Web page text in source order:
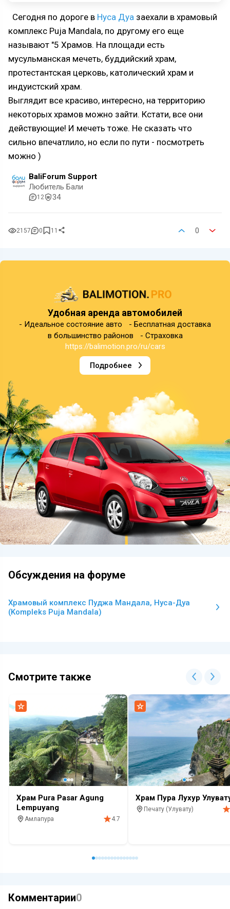
Сегодня по дороге в Нуса Дуа заехали в храмовый
комплекс Puja Mandala, по другому его еще
называют "5 Храмов. На площади есть
мусульманская мечеть, буддийский храм,
протестантская церковь, католический храм и
индуистский храм.
Выглядит все красиво, интересно, на территорию
некоторых храмов можно зайти. Кстати, все они
действующие! И мечеть тоже. Не сказать что
сильно впечатлило, но если по пути - посмотреть
можно )
BaliForum Support
Любитель Бали
12 34
2157 0 11 0
Удобная аренда автомобилей
- Идеальное состояние авто - Бесплатная доставка
в большинство районов - Страховка
https://balimotion.pro/ru/cars
Подробнее
Обсуждения на форуме
Храмовый комплекс Пуджа Мандала, Нуса-Дуа
(Kompleks Puja Mandala)
Смотрите также
Храм Pura Pasar Agung
Lempuyang
Амлапура
4.7
Храм Пура Лухур
Печату (Улувату)
Комментарии0